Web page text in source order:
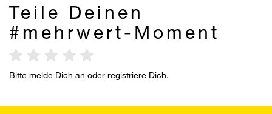
Teile Deinen
#mehrwert-Moment
Bitte melde Dich an oder registriere Dich.